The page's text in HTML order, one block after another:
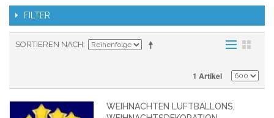
FILTER
SORTIEREN NACH
1 Artikel
WEIHNACHTEN LUFTBALLONS,